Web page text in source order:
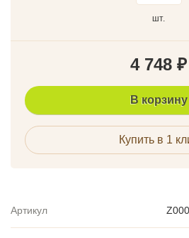
шт.
4 748 ₽
В корзину
Купить в 1
Артикул